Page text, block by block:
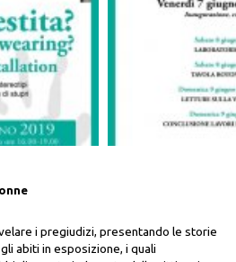
i pregiudizi, presentando le storie
abiti in esposizione, i quali